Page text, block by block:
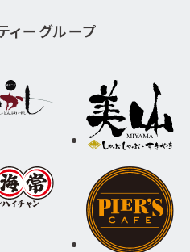
ィーグループ